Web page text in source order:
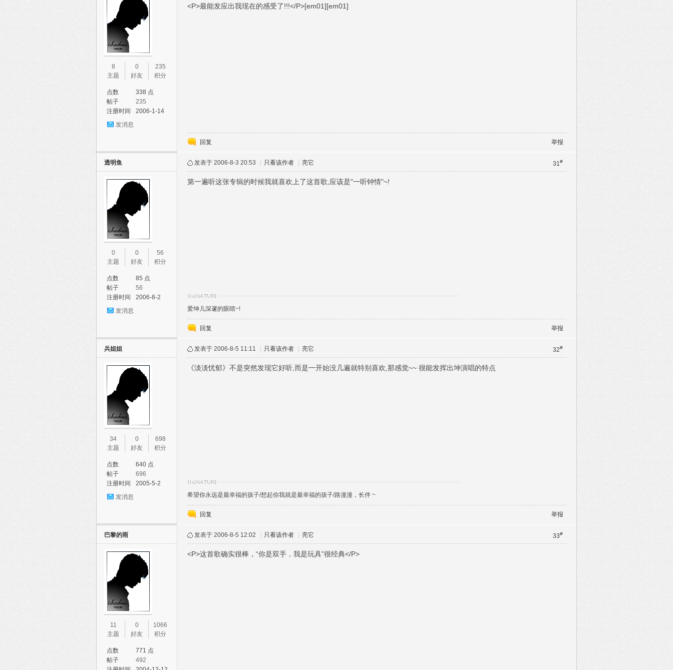
8
主题
0
好友
235
积分
点数
338 点
帖子
235
注册时间
2006-1-14
发消息
<P>最能发应出我现在的感受了!!!</P>[em01][em01]
回复 举报
透明鱼
0
主题
0
好友
56
积分
点数
85 点
帖子
56
注册时间
2006-8-2
发消息
31#
发表于 2006-8-3 20:53 只看该作者 亮它
第一遍听这张专辑的时候我就喜欢上了这首歌,应该是"一听钟情"~!
爱坤儿深邃的眼睛~!
回复 举报
兵姐姐
34
主题
0
好友
698
积分
点数
640 点
帖子
696
注册时间
2005-5-2
发消息
32#
发表于 2006-8-5 11:11 只看该作者 亮它
《淡淡忧郁》不是突然发现它好听,而是一开始没几遍就特别喜欢,那感觉~~ 很能发挥出坤演唱的特点
希望你永远是最幸福的孩子/想起你我就是最幸福的孩子/路漫漫，长伴 ~
回复 举报
巴黎的雨
11
主题
0
好友
1066
积分
点数
771 点
帖子
492
33#
发表于 2006-8-5 12:02 只看该作者 亮它
<P>这首歌确实很棒，“你是双手，我是玩具”很经典</P>